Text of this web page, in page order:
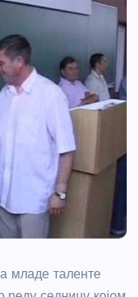
младе таленте